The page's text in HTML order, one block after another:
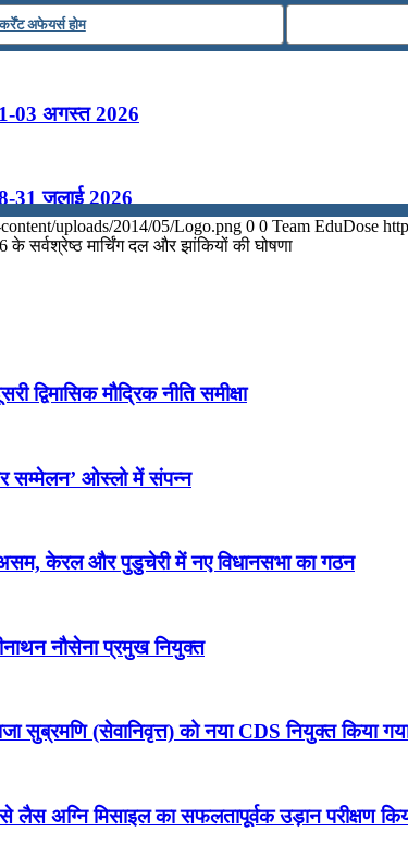
अफेयर्स होम
03 अगस्त 2026
31 जुलाई 2026
जुलाई 2026
24 जुलाई 2026
21 जुलाई 2026
18 जुलाई 2026
15 जुलाई 2026
uploads/2014/05/Logo.png 0 0 Team EduDose
सर्वश्रेष्ठ मार्चिंग दल और झांकियों की घोषणा
द्विमासिक मौद्रिक नीति समीक्षा
सम्मेलन’ ओस्लो में संपन्न
केरल और पुडुचेरी में नए विधानसभा का गठन
नौसेना प्रमुख नियुक्त
सुब्रमणि (सेवानिवृत्त) को नया CDS नियुक्त किया
अग्नि मिसाइल का सफलतापूर्वक उड़ान परीक्षण